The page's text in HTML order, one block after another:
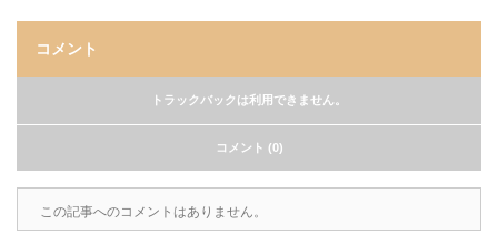
コメント
トラックバックは利用できません。
コメント (0)
この記事へのコメントはありません。